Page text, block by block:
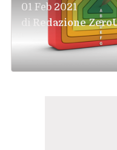
01 Feb 2021
di Redazione